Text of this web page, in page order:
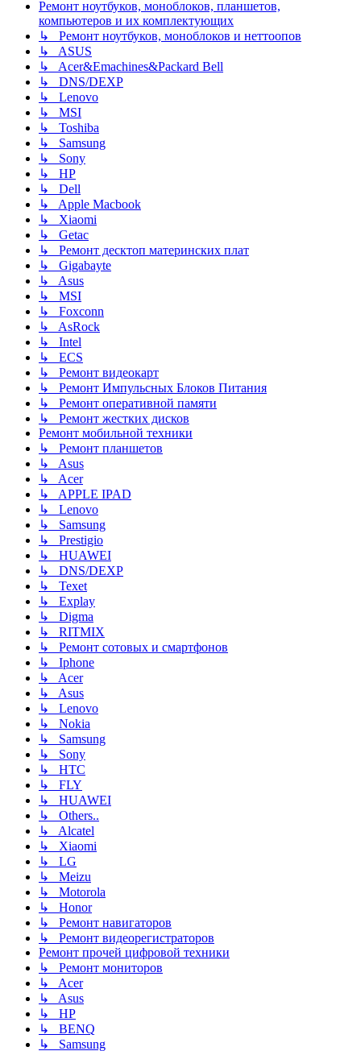
Ремонт ноутбуков, моноблоков, планшетов,
компьютеров и их комплектующих
↳ Ремонт ноутбуков, моноблоков и неттоопов
↳ ASUS
↳ Acer&Emachines&Packard Bell
↳ DNS/DEXP
↳ Lenovo
↳ MSI
↳ Toshiba
↳ Samsung
↳ Sony
↳ HP
↳ Dell
↳ Apple Macbook
↳ Xiaomi
↳ Getac
↳ Ремонт десктоп материнских плат
↳ Gigabayte
↳ Asus
↳ MSI
↳ Foxconn
↳ AsRock
↳ Intel
↳ ECS
↳ Ремонт видеокарт
↳ Ремонт Импульсных Блоков Питания
↳ Ремонт оперативной памяти
↳ Ремонт жестких дисков
Ремонт мобильной техники
↳ Ремонт планшетов
↳ Asus
↳ Acer
↳ APPLE IPAD
↳ Lenovo
↳ Samsung
↳ Prestigio
↳ HUAWEI
↳ DNS/DEXP
↳ Texet
↳ Explay
↳ Digma
↳ RITMIX
↳ Ремонт сотовых и смартфонов
↳ Iphone
↳ Acer
↳ Asus
↳ Lenovo
↳ Nokia
↳ Samsung
↳ Sony
↳ HTC
↳ FLY
↳ HUAWEI
↳ Others..
↳ Alcatel
↳ Xiaomi
↳ LG
↳ Meizu
↳ Motorola
↳ Honor
↳ Ремонт навигаторов
↳ Ремонт видеорегистраторов
Ремонт прочей цифровой техники
↳ Ремонт мониторов
↳ Acer
↳ Asus
↳ HP
↳ BENQ
↳ Samsung